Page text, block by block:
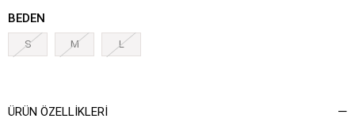
BEDEN
S M L
ÜRÜN ÖZELLIKLERI